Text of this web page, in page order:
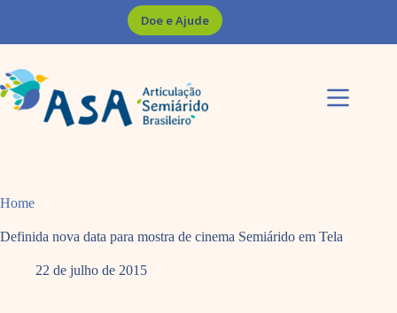
Doe e Ajude
Home
Definida nova data para mostra de cinema Semiárido em Tela
22 de julho de 2015